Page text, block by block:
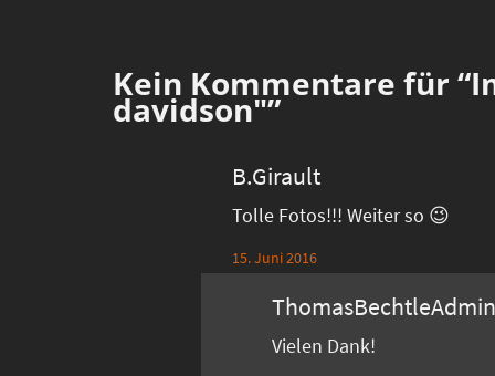
Kein Kommentare für
davidson"”
B.Girault
Tolle Fotos!!! Weiter so 😉
15. Juni 2016
Vielen Dank!